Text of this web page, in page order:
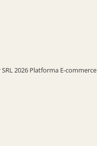
2026 Platforma E-commerce